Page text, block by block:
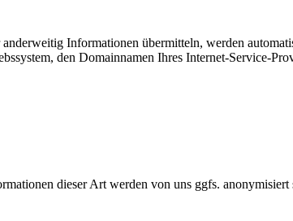
Informationen übermitteln, werden
den Domainnamen Ihres Internet-Service-
dieser Art werden von uns ggfs.